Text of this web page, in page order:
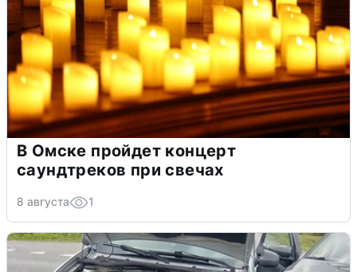
В Омске пройдет концерт
саундтреков при свечах
8 августа 1